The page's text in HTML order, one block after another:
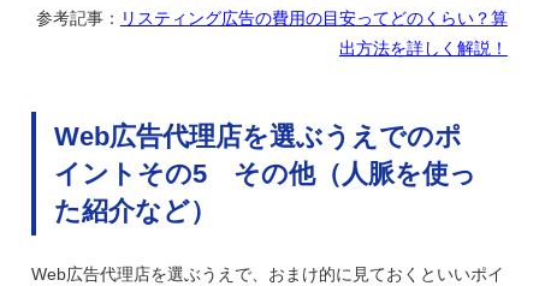
参考記事： リスティング広告の費用の目安ってどのくらい？算
出方法を詳しく解説！
Web広告代理店を選ぶうえでのポ
イントその5 その他（人脈を使っ
た紹介など）
Web広告代理店を選ぶうえで、おまけ的に見ておくといいポイ